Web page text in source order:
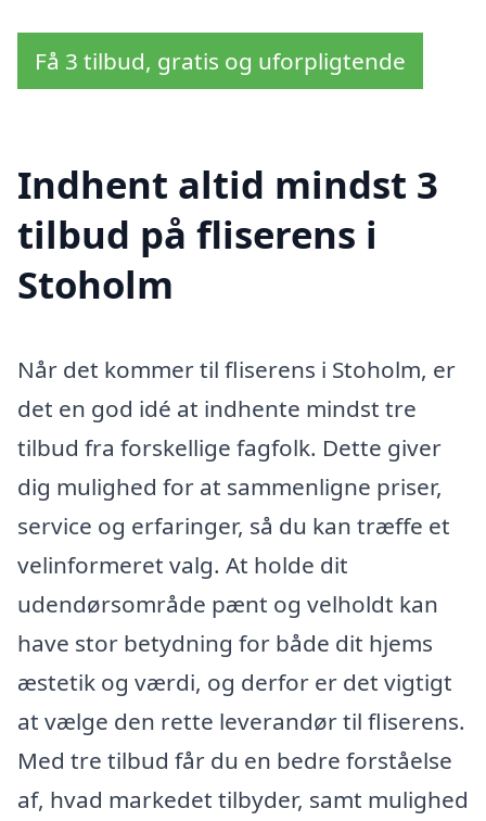
Få 3 tilbud, gratis og uforpligtende
Indhent altid mindst 3
tilbud på fliserens i
Stoholm
Når det kommer til fliserens i Stoholm, er
det en god idé at indhente mindst tre
tilbud fra forskellige fagfolk. Dette giver
dig mulighed for at sammenligne priser,
service og erfaringer, så du kan træffe et
velinformeret valg. At holde dit
udendørsområde pænt og velholdt kan
have stor betydning for både dit hjems
æstetik og værdi, og derfor er det vigtigt
at vælge den rette leverandør til fliserens.
Med tre tilbud får du en bedre forståelse
af, hvad markedet tilbyder, samt mulighed